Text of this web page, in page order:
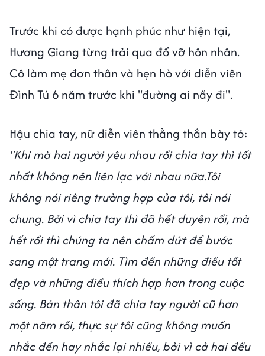
Trước khi có được hạnh phúc như hiện tại,
Hương Giang từng trải qua đổ vỡ hôn nhân.
Cô làm mẹ đơn thân và hẹn hò với diễn viên
Đình Tú 6 năm trước khi "đường ai nấy đi".
Hậu chia tay, nữ diễn viên thẳng thắn bày tỏ:
"Khi mà hai người yêu nhau rồi chia tay thì tốt
nhất không nên liên lạc với nhau nữa.Tôi
không nói riêng trường hợp của tôi, tôi nói
chung. Bởi vì chia tay thì đã hết duyên rồi, mà
hết rồi thì chúng ta nên chấm dứt để bước
sang một trang mới. Tìm đến những điều tốt
đẹp và những điều thích hợp hơn trong cuộc
sống. Bản thân tôi đã chia tay người cũ hơn
một năm rồi, thực sự tôi cũng không muốn
nhắc đến hay nhắc lại nhiều, bởi vì cả hai đều